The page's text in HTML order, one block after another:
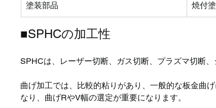
塗装部品 焼付
■SPHCの加工性
SPHCは、レーザー切断、ガス切断、プラズマ切断
曲げ加工では、比較的粘りがあり、一般的な板金曲
なり、曲げRやV幅の選定が重要になります。